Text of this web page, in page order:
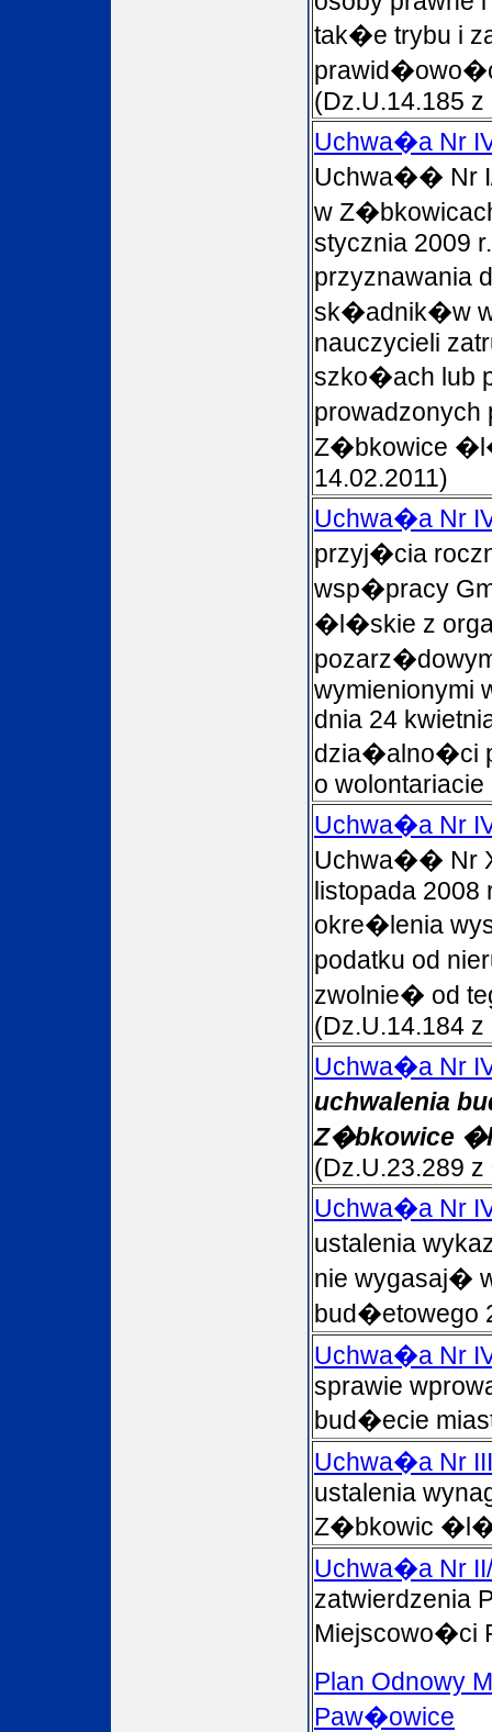
tak�e trybu i
(Dz.U.14.185 z
Uchwa�a Nr
Uchwa�� Nr
w
stycznia 2009
przyznawania
sk�adnik�w
nauczycieli
szko�ach lub
Z�bkowice
14.02.2011)
Uchwa�a Nr
przyj�cia
wsp�pracy
�l�skie z
wymienionymi
dnia 24
dzia�alno�ci
o wolontariacie
Uchwa�a Nr
Uchwa�� Nr
listopada 2008
okre�lenia
podatku od
zwolnie� od
(Dz.U.14.184 z
Uchwa�a Nr
uchwalenia
Z�bkowice
(Dz.U.23.289 z
Uchwa�a Nr
ustalenia
nie wygasaj�
bud�etowego
Uchwa�a Nr
sprawie
bud�ecie
Uchwa�a Nr
ustalenia
Z�bkowic
Uchwa�a Nr
zatwierdzenia
Miejscowo�ci
Plan Odnowy
Paw�owice